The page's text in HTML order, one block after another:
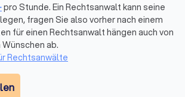
Erfolgsquote und Betreuung
Websites durchsuchen zu
pro Stunde. Ein Rechtsanwalt kann seine
fragen Sie also vorher nach einem
für einen Rechtsanwalt hängen auch von
ab.
Rechtsanwälte